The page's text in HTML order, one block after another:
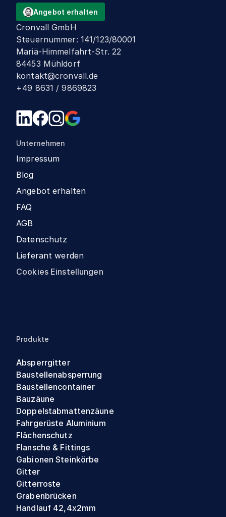
Angebot erhalten
Cronvall GmbH
Steuernummer: 141/123/80001
Mariä-Himmelfahrt-Str. 22
84453 Mühldorf
kontakt@cronvall.de
+49 8631 / 9869823
Unternehmen
Impressum
Blog
Angebot erhalten
FAQ
AGB
Datenschutz
Lieferant werden
Cookies Einstellungen
Produkte
Absperrgitter
Baustellenabsperrung
Baustellencontainer
Bauzäune
Doppelstabmattenzäune
Fahrgerüste Aluminium
Flächenschutz
Flansche & Fittings
Gabionen Steinkörbe
Gitter
Gitterroste
Grabenbrücken
Handlauf 42,4x2mm